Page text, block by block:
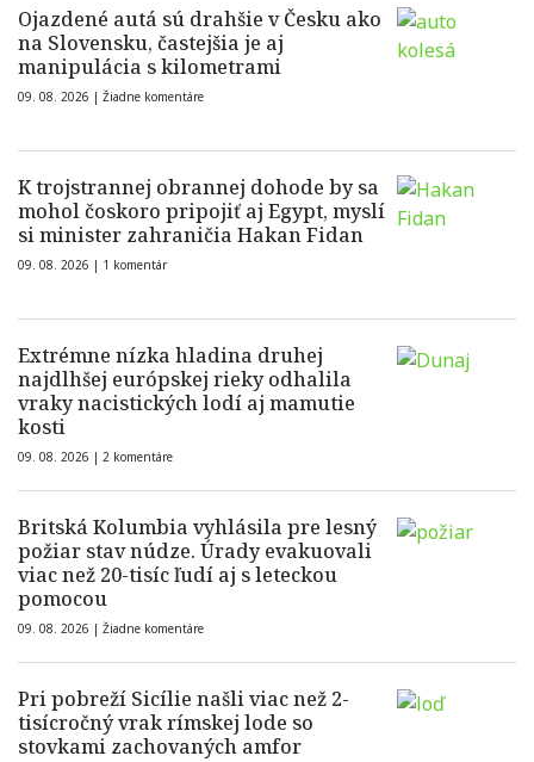
Ojazdené autá sú drahšie v Česku ako
na Slovensku, častejšia je aj
manipulácia s kilometrami
09. 08. 2026 | Žiadne komentáre
K trojstrannej obrannej dohode by sa
mohol čoskoro pripojiť aj Egypt, myslí
si minister zahraničia Hakan Fidan
09. 08. 2026 | 1 komentár
Extrémne nízka hladina druhej
najdlhšej európskej rieky odhalila
vraky nacistických lodí aj mamutie
kosti
09. 08. 2026 | 2 komentáre
Britská Kolumbia vyhlásila pre lesný
požiar stav núdze. Úrady evakuovali
viac než 20-tisíc ľudí aj s leteckou
pomocou
09. 08. 2026 | Žiadne komentáre
Pri pobreží Sicílie našli viac než 2-
tisícročný vrak rímskej lode so
stovkami zachovaných amfor